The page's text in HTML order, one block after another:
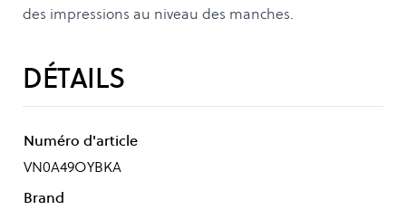
des impressions au niveau des manches.
DÉTAILS
Numéro d'article
VN0A49OYBKA
Brand